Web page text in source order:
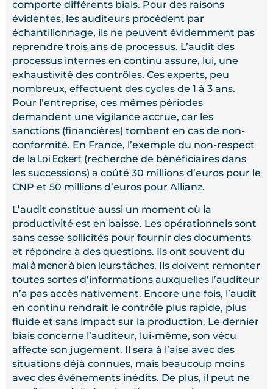
comporte différents biais. Pour des raisons
évidentes, les auditeurs procèdent par
échantillonnage, ils ne peuvent évidemment pas
reprendre trois ans de processus. L’audit des
processus internes en continu assure, lui, une
exhaustivité des contrôles. Ces experts, peu
nombreux, effectuent des cycles de 1 à 3 ans.
Pour l’entreprise, ces mêmes périodes
demandent une vigilance accrue, car les
sanctions (financières) tombent en cas de non-
conformité. En France, l’exemple du non-respect
de la Loi Eckert (recherche de bénéficiaires dans
les successions) a coûté 30 millions d’euros pour le
CNP et 50 millions d’euros pour Allianz.
L’audit constitue aussi un moment où la
productivité est en baisse. Les opérationnels sont
sans cesse sollicités pour fournir des documents
et répondre à des questions. Ils ont souvent du
mal à mener à bien leurs tâches. Ils doivent remonter
toutes sortes d’informations auxquelles l’auditeur
n’a pas accès nativement. Encore une fois, l’audit
en continu rendrait le contrôle plus rapide, plus
fluide et sans impact sur la production. Le dernier
biais concerne l’auditeur, lui-même, son vécu
affecte son jugement. Il sera à l’aise avec des
situations déjà connues, mais beaucoup moins
avec des événements inédits. De plus, il peut ne